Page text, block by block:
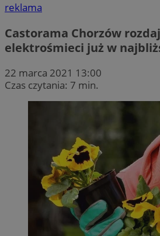
reklama
Castorama Chorzów
elektrośmieci już w
22 marca 2021 13:00
Czas czytania: 7 min.